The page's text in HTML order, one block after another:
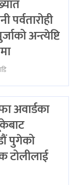
पर्वतारोही
अन्त्येष्टि
अवार्डका
पुगेको